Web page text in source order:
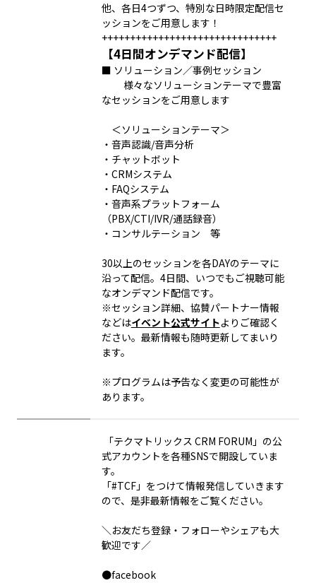
他、各日4つずつ、特別な日時限定配信セ
ッションをご用意します！
+++++++++++++++++++++++++++++++
【4日間オンデマンド配信】
■ ソリューション／事例セッション
様々なソリューションテーマで豊富
なセッションをご用意します
＜ソリューションテーマ＞
・音声認識/音声分析
・チャットボット
・CRMシステム
・FAQシステム
・音声系プラットフォーム
（PBX/CTI/IVR/通話録音）
・コンサルテーション 等
30以上のセッションを各DAYのテーマに
沿って配信。4日間、いつでもご視聴可能
なオンデマンド配信です。
※セッション詳細、協賛パートナー情報
などはイベント公式サイトよりご確認く
ださい。最新情報も随時更新してまいり
ます。
※プログラムは予告なく変更の可能性が
あります。
「テクマトリックス CRM FORUM 」の公
式アカウントを各種SNSで開設していま
す。
「#TCF」をつけて情報発信していきます
ので、是非最新情報をご覧ください。
＼お友だち登録・フォローやシェアも大
歓迎です／
●facebook